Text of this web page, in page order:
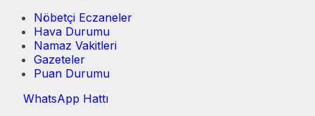
Nöbetçi Eczaneler
Hava Durumu
Namaz Vakitleri
Gazeteler
Puan Durumu
WhatsApp Hattı